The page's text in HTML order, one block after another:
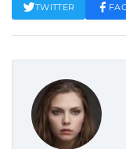
TWITTER